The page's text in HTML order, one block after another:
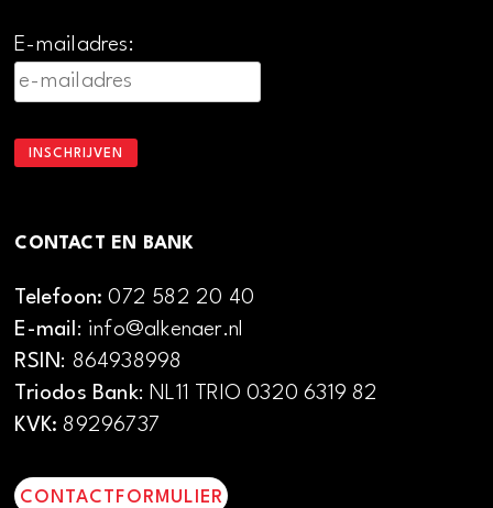
E-mailadres:
CONTACT EN BANK
Telefoon:072 582 20 40
E-mail: info@alkenaer.nl
RSIN: 864938998
Triodos Bank: NL11 TRIO 0320 6319 82
KVK: 89296737
CONTACTFORMULIER